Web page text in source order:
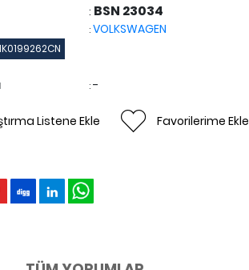
: BSN 23034
: VOLKSWAGEN
: -
Listene Ekle Favorilerime Ekle